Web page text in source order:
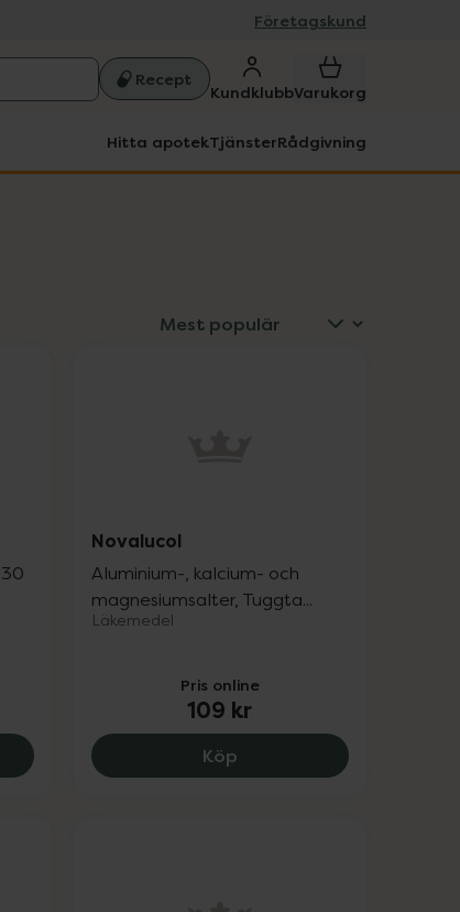
Företagskund
Recept
KundklubbVarukorg
Hitta apotekTjänsterRådgivning
Tarm Direkt, 170.4 kr.
Novalucol
Aluminium-, kalcium- och
magnesiumsalter, Tuggta...
Läkemedel
Pris online
109 kr
KöpNovalucol, 109 kr.